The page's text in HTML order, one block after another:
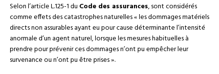
Selon l’article L.125-1 du Code des assurances, sont considérés
comme effets des catastrophes naturelles « les dommages matériels
directs non assurables ayant eu pour cause déterminante l’intensité
anormale d’un agent naturel, lorsque les mesures habituelles à
prendre pour prévenir ces dommages n’ont pu empêcher leur
survenance ou n’ont pu être prises ».